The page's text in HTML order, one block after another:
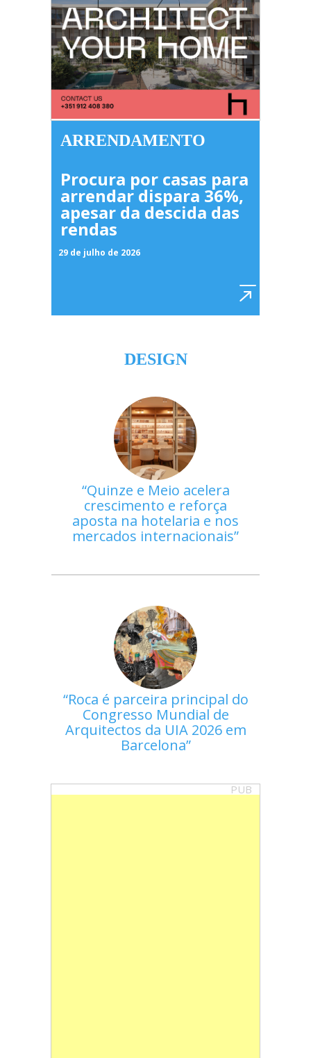
ARRENDAMENTO
Procura por casas para
arrendar dispara 36%,
apesar da descida das
rendas
29 de julho de 2026
DESIGN
Quinze e Meio acelera
crescimento e reforça
aposta na hotelaria e nos
mercados internacionais
Roca é parceira principal do
Congresso Mundial de
Arquitectos da UIA 2026 em
Barcelona
PUB